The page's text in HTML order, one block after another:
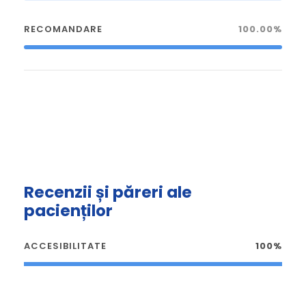
RECOMANDARE 100.00%
Recenzii și păreri ale
pacienților
ACCESIBILITATE 100%